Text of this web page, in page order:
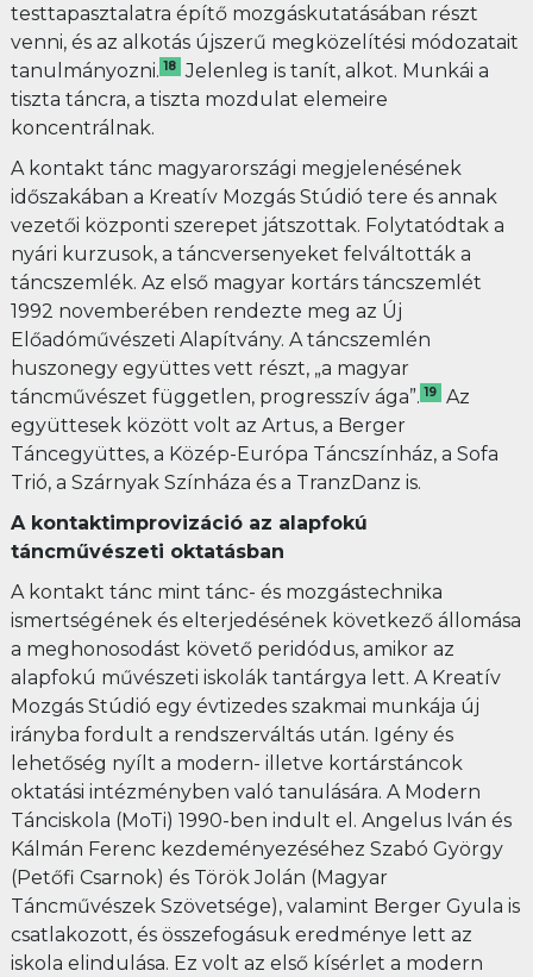
testtapasztalatra építő mozgáskutatásában részt
venni, és az alkotás újszerű megközelítési módozatait
tanulmányozni. 18
Jelenleg is tanít, alkot. Munkái a
tiszta táncra, a tiszta mozdulat elemeire
koncentrálnak.
A kontakt tánc magyarországi megjelenésének
időszakában a Kreatív Mozgás Stúdió tere és annak
vezetői központi szerepet játszottak. Folytatódtak a
nyári kurzusok, a táncversenyeket felváltották a
táncszemlék. Az első magyar kortárs táncszemlét
1992 novemberében rendezte meg az Új
Előadóművészeti Alapítvány. A táncszemlén
huszonegy együttes vett részt, „a magyar
táncművészet független, progresszív ága”. 19
Az
együttesek között volt az Artus, a Berger
Táncegyüttes, a Közép-Európa Táncszínház, a Sofa
Trió, a Szárnyak Színháza és a TranzDanz is.
A kontaktimprovizáció az alapfokú
táncművészeti oktatásban
A kontakt tánc mint tánc- és mozgástechnika
ismertségének és elterjedésének következő állomása
a meghonosodást követő peridódus, amikor az
alapfokú művészeti iskolák tantárgya lett. A Kreatív
Mozgás Stúdió egy évtizedes szakmai munkája új
irányba fordult a rendszerváltás után. Igény és
lehetőség nyílt a modern- illetve kortárstáncok
oktatási intézményben való tanulására. A Modern
Tánciskola (MoTi) 1990-ben indult el. Angelus Iván és
Kálmán Ferenc kezdeményezéséhez Szabó György
(Petőfi Csarnok) és Török Jolán (Magyar
Táncművészek Szövetsége), valamint Berger Gyula is
csatlakozott, és összefogásuk eredménye lett az
iskola elindulása. Ez volt az első kísérlet a modern